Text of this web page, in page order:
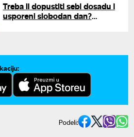
Treba li dopustiti sebi dosadu i
usporeni slobodan dan?
Podeli: